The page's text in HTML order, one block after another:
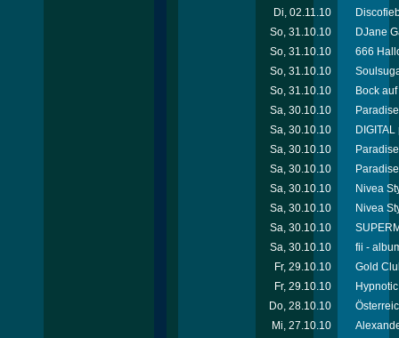
Di, 02.11.10
So, 31.10.10
DJane
So, 31.10.10
666
So, 31.10.10
So, 31.10.10
Bock
Sa, 30.10.10
Sa, 30.10.10
Sa, 30.10.10
Sa, 30.10.10
Sa, 30.10.10
Nivea
Sa, 30.10.10
Nivea
Sa, 30.10.10
Sa, 30.10.10
fii -
Fr, 29.10.10
Gold
Fr, 29.10.10
Do, 28.10.10
Mi, 27.10.10